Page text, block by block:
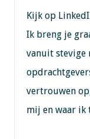
Kijk op
Ik breng je
vanuit stevige
vertrouwen
mij en waar ik